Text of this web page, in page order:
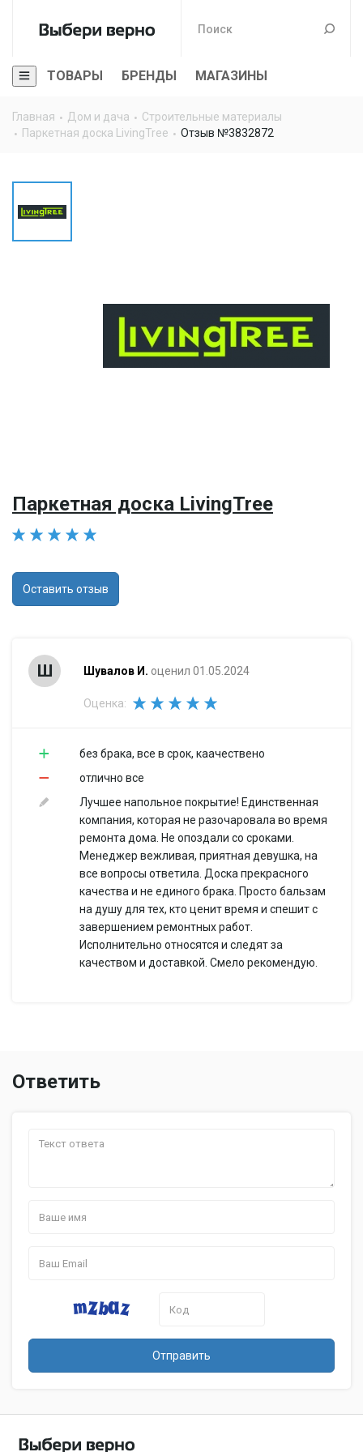
ТОВАРЫ БРЕНДЫ МАГАЗИНЫ
Главная Дом и дача
Строительные материалы
Паркетная доска LivingTree
Отзыв №3832872
Паркетная доска LivingTree
Оставить отзыв
Ш Шувалов И. оценил 01.05.2024
Оценка:
без брака, все в срок, каачествено
отлично все
Лучшее напольное покрытие! Единственная
компания, которая не разочаровала во время
ремонта дома. Не опоздали со сроками.
Менеджер вежливая, приятная девушка, на
все вопросы ответила. Доска прекрасного
качества и не единого брака. Просто бальзам
на душу для тех, кто ценит время и спешит с
завершением ремонтных работ.
Исполнительно относятся и следят за
качеством и доставкой. Смело рекомендую.
Ответить
Отправить